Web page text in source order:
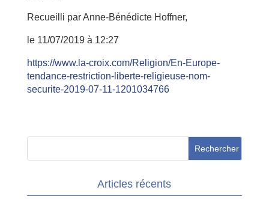
Recueilli par Anne-Bénédicte Hoffner,
le 11/07/2019 à 12:27
https://www.la-croix.com/Religion/En-Europe-
tendance-restriction-liberte-religieuse-nom-
securite-2019-07-11-1201034766
Articles récents